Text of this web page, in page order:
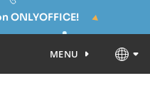
ONLYOFFICE!
MENU